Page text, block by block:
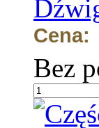
Cena:
Bez